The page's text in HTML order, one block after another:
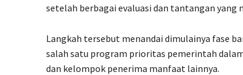
setelah berbagai evaluasi dan tantangan
Langkah tersebut menandai dimulainya fase
salah satu program prioritas pemerintah
dan kelompok penerima manfaat lainnya.